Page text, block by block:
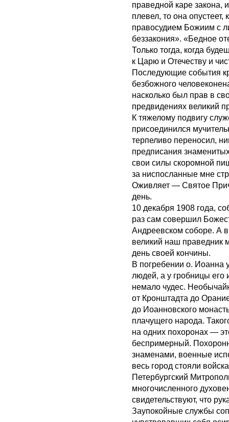
праведной каре закона,
плевел, то она опустеет,
правосудием Божиим с
беззакония». «Бедное
Только тогда, когда
к Царю и Отечеству и
Последующие события
безбожного
насколько был прав в
предвидениях великий
К тяжелому подвигу
присоединился
терпеливо переносил,
предписания
свои силы скоромной
за ниспосланные мне
Оживляет — Святое
день.
10 декабря 1908 года,
раз сам совершил
Андреевском соборе. А
великий наш праведник
день своей кончины.
В погребении о. Иоанна
людей, а у гробницы
немало чудес.
от Кронштадта до
до Иоанновского
плачущего народа.
на одних похоронах —
беспримерный.
знаменами, военные
весь город стояли
Петербургский
многочисленного
свидетельствуют, что
Заупокойные службы